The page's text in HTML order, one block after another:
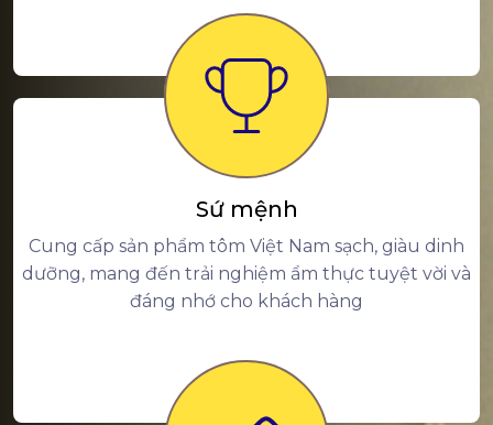
Sứ mệnh
Cung cấp sản phẩm tôm Việt Nam sạch, giàu dinh
dưỡng, mang đến trải nghiệm ẩm thực tuyệt vời và
đáng nhớ cho khách hàng